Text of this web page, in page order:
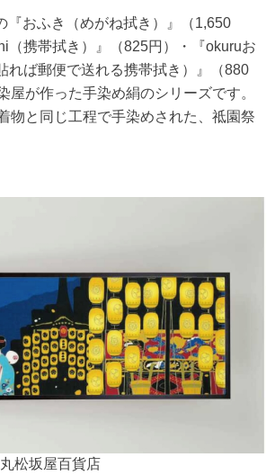
『おふき（めがね拭き）』（1,650
（携帯拭き）』（825円）・『okuruお
れば郵便で送れる携帯拭き）』（880
屋が作った手染め絹のシリーズです。
物と同じ工程で手染めされた、祗園祭
松坂屋百貨店